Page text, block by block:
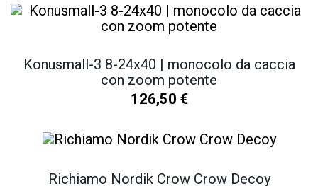
Konusmall-3 8-24x40 | monocolo da caccia
con zoom potente
126,50 €
Richiamo Nordik Crow Crow Decoy